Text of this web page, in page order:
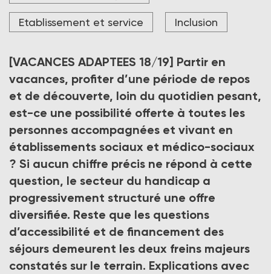
et de l’emploi affirmés comme des priorités », explique
Frédéric Reichhart, professeur des universités en
sociologie à l’institut national supérieur de recherche
Crédit photo DR
Etablissement et service Inclusion
[VACANCES ADAPTEES 18/19] Partir en
vacances, profiter d’une période de repos
et de découverte, loin du quotidien pesant,
est-ce une possibilité offerte à toutes les
personnes accompagnées et vivant en
établissements sociaux et médico-sociaux
? Si aucun chiffre précis ne répond à cette
question, le secteur du handicap a
progressivement structuré une offre
diversifiée. Reste que les questions
d’accessibilité et de financement des
séjours demeurent les deux freins majeurs
constatés sur le terrain. Explications avec